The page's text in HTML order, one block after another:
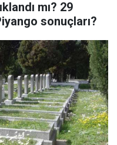
mı? 29
sonuçları?